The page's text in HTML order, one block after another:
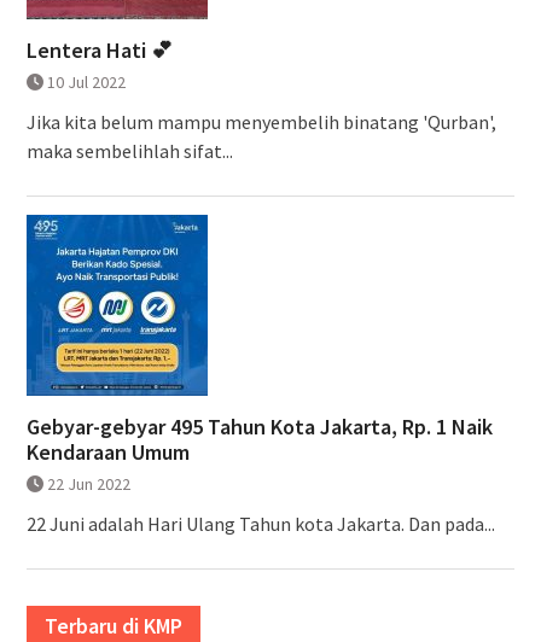
Lentera Hati 💕
10 Jul 2022
Jika kita belum mampu menyembelih binatang 'Qurban',
maka sembelihlah sifat...
Gebyar-gebyar 495 Tahun Kota Jakarta, Rp. 1 Naik
Kendaraan Umum
22 Jun 2022
22 Juni adalah Hari Ulang Tahun kota Jakarta. Dan pada...
Terbaru di KMP